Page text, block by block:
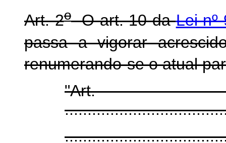
Art. 2oO art. 10 daLei nº
passa a vigorar
renumerando-se o atual